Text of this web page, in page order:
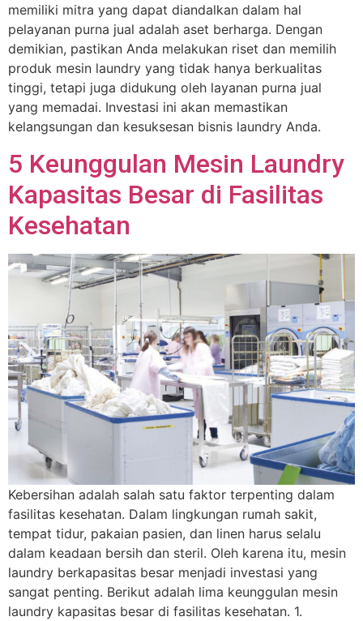
memiliki mitra yang dapat diandalkan dalam hal
pelayanan purna jual adalah aset berharga. Dengan
demikian, pastikan Anda melakukan riset dan memilih
produk mesin laundry yang tidak hanya berkualitas
tinggi, tetapi juga didukung oleh layanan purna jual
yang memadai. Investasi ini akan memastikan
kelangsungan dan kesuksesan bisnis laundry Anda.
5 Keunggulan Mesin Laundry
Kapasitas Besar di Fasilitas
Kesehatan
Kebersihan adalah salah satu faktor terpenting dalam
fasilitas kesehatan. Dalam lingkungan rumah sakit,
tempat tidur, pakaian pasien, dan linen harus selalu
dalam keadaan bersih dan steril. Oleh karena itu, mesin
laundry berkapasitas besar menjadi investasi yang
sangat penting. Berikut adalah lima keunggulan mesin
laundry kapasitas besar di fasilitas kesehatan. 1.